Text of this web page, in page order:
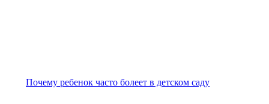
Почему ребенок часто болеет в детском саду